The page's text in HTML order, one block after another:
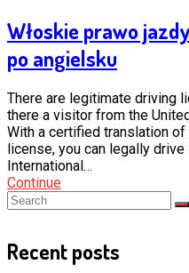
Włoskie prawo
po angielsku
There are legitimate driving
there a visitor from the
With a certified translation
license, you can legally drive
International…
Continue
Recent posts